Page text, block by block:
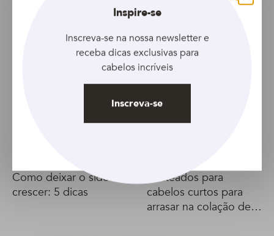
Como deixar o sidecut
crescer: 5 dicas
Penteados para
cabelos curtos para
arrasar na colação de
Fechar
Inspire-se
Inscreva-se na nossa newsletter e
receba dicas exclusivas para
cabelos incríveis
Inscreva-se